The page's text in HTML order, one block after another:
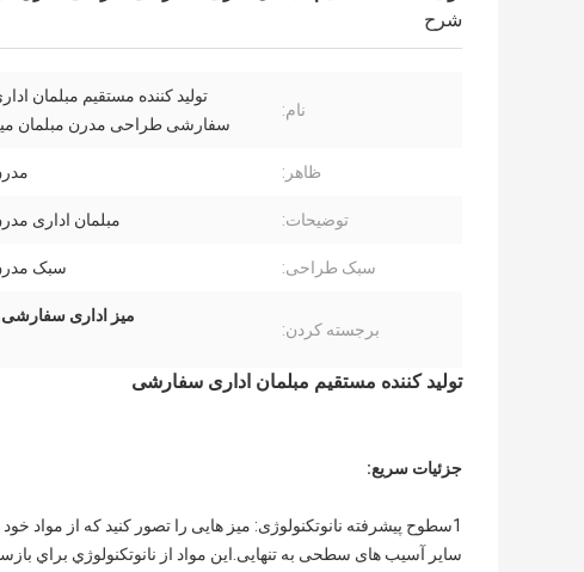
شرح
نام:
تولید کننده مستقیم مبلمان
سفارشی طراحی مدرن مبلمان
ظاهر:
توضیحات: مبلمان اداری
سبک طراحی: سبک
برجسته کردن:
میز اداری
تولید کننده مستقیم مبلمان اداری سفارشی
جزئیات سریع:
1سطوح پیشرفته نانوتکنولوژی: میز هایی را تصور کنید که از
سایر آسیب های سطحی به تنهایی.اين مواد از نانوتکنولوژي براي